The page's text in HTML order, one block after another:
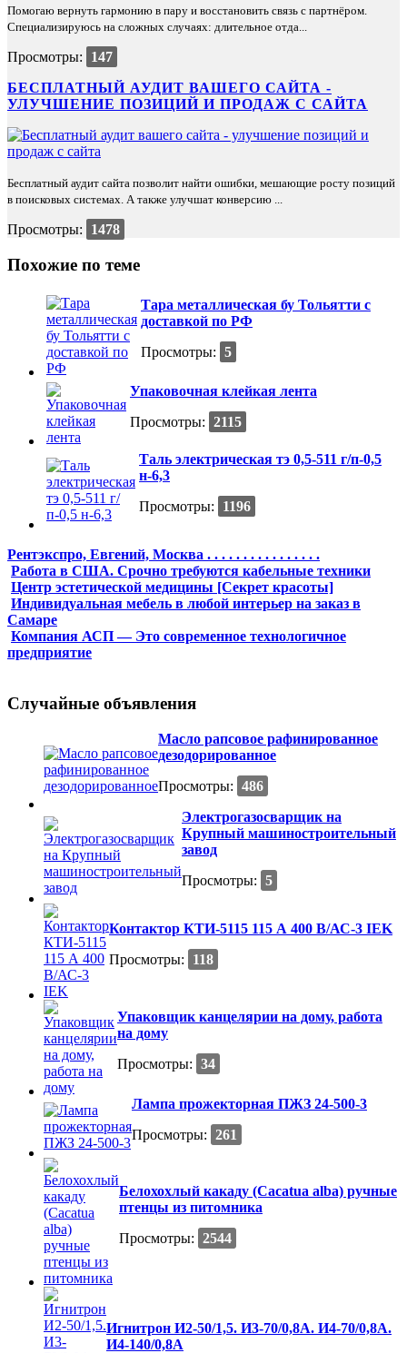
Помогаю вернуть гармонию в пару и восстановить связь с партнёром.
Специализируюсь на сложных случаях: длительное отда...
Просмотры:
147
БЕСПЛАТНЫЙ АУДИТ ВАШЕГО САЙТА -
УЛУЧШЕНИЕ ПОЗИЦИЙ И ПРОДАЖ С САЙТА
Бесплатный аудит сайта позволит найти ошибки, мешающие росту позиций
в поисковых системах. А также улучшат конверсию ...
Просмотры: 1478
Похожие по теме
Тара металлическая бу Тольятти с
доставкой по РФ
Просмотры: 5
Упаковочная клейкая лента
Просмотры: 2115
Таль электрическая тэ 0,5-511 г/п-0,5
н-6,3
Просмотры:
1196
Рентэкспро, Евгений, Москва . . . . . . . . . . . . . . . .
Работа в США. Срочно требуются кабельные техники
Центр эстетической медицины [Секрет красоты]
Индивидуальная мебель в любой интерьер на заказ в
Самаре
Компания АСП — Это современное технологичное
предприятие
Случайные объявления
Масло рапсовое рафинированное
дезодорированное
Просмотры: 486
Электрогазосварщик на
Крупный машиностроительный
завод
Просмотры: 5
Контактор КТИ-5115 115 А 400 В/АС-3 IEK
Просмотры:
118
Упаковщик канцелярии на дому, работа
на дому
Просмотры: 34
Лампа прожекторная ПЖЗ 24-500-3
Просмотры: 261
Белохохлый какаду (Cacatua alba) ручные
птенцы из питомника
Просмотры: 2544
Игнитрон И2-50/1,5. И3-70/0,8А. И4-70/0,8А.
И4-140/0,8А